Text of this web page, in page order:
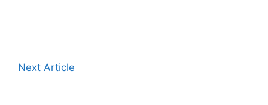
Next Article